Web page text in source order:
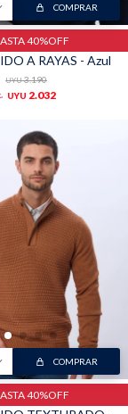
COMPRAR
40%OFF
A RAYAS - Azul
UYU 3.190
UYU 2.032
COMPRAR
40%OFF